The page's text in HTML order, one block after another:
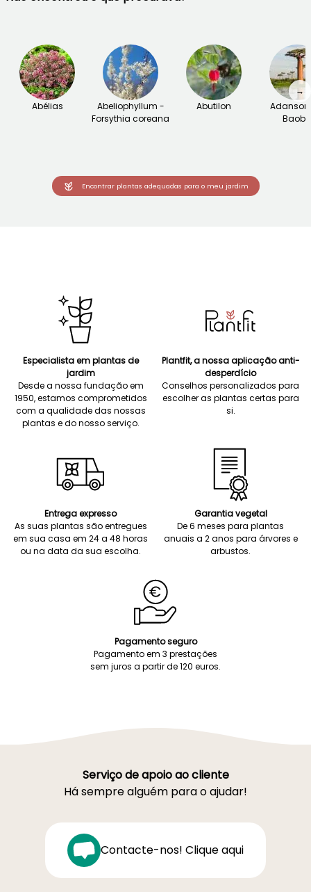
Abélias
Abeliophyllum -
Forsythia coreana
Abutilon
Baobá
→
Encontrar plantas adequadas para o meu jardim
Especialista em plantas de
jardim
Desde a nossa fundação em
1950, estamos comprometidos
com a qualidade das nossas
plantas e do nosso serviço.
Plantfit, a nossa aplicação anti-
desperdício
Conselhos personalizados para
escolher as plantas certas para
si.
Entrega expresso
As suas plantas são entregues
em sua casa em 24 a 48 horas
ou na data da sua escolha.
Garantia vegetal
De 6 meses para plantas
anuais a 2 anos para árvores e
arbustos.
Pagamento seguro
Pagamento em 3 prestações
sem juros a partir de 120 euros.
Serviço de apoio ao cliente
Há sempre alguém para o ajudar!
Contacte-nos! Clique aqui